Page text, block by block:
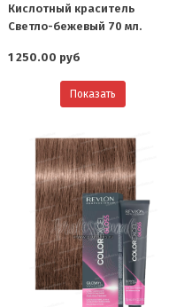
Кислотный краситель
Светло-бежевый 70 мл.
1 250.00 руб
Показать